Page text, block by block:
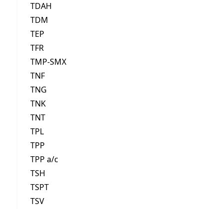
TDAH
TDM
TEP
TFR
TMP-SMX
TNF
TNG
TNK
TNT
TPL
TPP
TPP a/c
TSH
TSPT
TSV